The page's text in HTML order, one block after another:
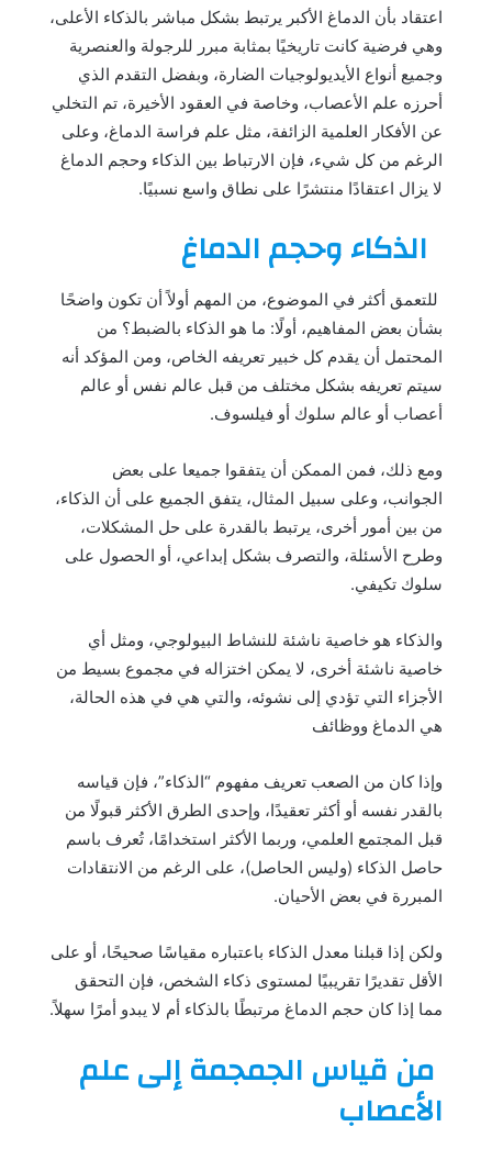
اعتقاد بأن الدماغ الأكبر يرتبط بشكل مباشر بالذكاء الأعلى،
وهي فرضية كانت تاريخيًا بمثابة مبرر للرجولة والعنصرية
وجميع أنواع الأيديولوجيات الضارة، وبفضل التقدم الذي
أحرزه علم الأعصاب، وخاصة في العقود الأخيرة، تم التخلي
عن الأفكار العلمية الزائفة، مثل علم فراسة الدماغ، وعلى
الرغم من كل شيء، فإن الارتباط بين الذكاء وحجم الدماغ
لا يزال اعتقادًا منتشرًا على نطاق واسع نسبيًا.
الذكاء وحجم الدماغ
للتعمق أكثر في الموضوع، من المهم أولاً أن تكون واضحًا
بشأن بعض المفاهيم، أولًا: ما هو الذكاء بالضبط؟ من
المحتمل أن يقدم كل خبير تعريفه الخاص، ومن المؤكد أنه
سيتم تعريفه بشكل مختلف من قبل عالم نفس أو عالم
أعصاب أو عالم سلوك أو فيلسوف.
ومع ذلك، فمن الممكن أن يتفقوا جميعا على بعض
الجوانب، وعلى سبيل المثال، يتفق الجميع على أن الذكاء،
من بين أمور أخرى، يرتبط بالقدرة على حل المشكلات،
وطرح الأسئلة، والتصرف بشكل إبداعي، أو الحصول على
سلوك تكيفي.
والذكاء هو خاصية ناشئة للنشاط البيولوجي، ومثل أي
خاصية ناشئة أخرى، لا يمكن اختزاله في مجموع بسيط من
الأجزاء التي تؤدي إلى نشوئه، والتي هي في هذه الحالة،
هي الدماغ ووظائف
وإذا كان من الصعب تعريف مفهوم “الذكاء”، فإن قياسه
بالقدر نفسه أو أكثر تعقيدًا، وإحدى الطرق الأكثر قبولًا من
قبل المجتمع العلمي، وربما الأكثر استخدامًا، تُعرف باسم
حاصل الذكاء (وليس الحاصل)، على الرغم من الانتقادات
المبررة في بعض الأحيان.
ولكن إذا قبلنا معدل الذكاء باعتباره مقياسًا صحيحًا، أو على
الأقل تقديرًا تقريبيًا لمستوى ذكاء الشخص، فإن التحقق
مما إذا كان حجم الدماغ مرتبطًا بالذكاء أم لا يبدو أمرًا سهلاً.
من قياس الجمجمة إلى علم
الأعصاب